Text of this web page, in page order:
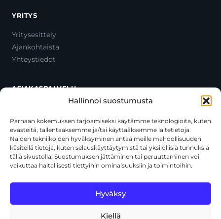
Hallinnoi suostumusta
Parhaan kokemuksen tarjoamiseksi käytämme teknologioita, kuten
evästeitä, tallentaaksemme ja/tai käyttääksemme laitetietoja.
Näiden tekniikoiden hyväksyminen antaa meille mahdollisuuden
käsitellä tietoja, kuten selauskäyttäytymistä tai yksilöllisiä tunnuksia
tällä sivustolla. Suostumuksen jättäminen tai peruuttaminen voi
vaikuttaa haitallisesti tiettyihin ominaisuuksiin ja toimintoihin.
Hyväksy
Kiellä
YRITYS
Yritysesittely
Ajankohtaista
Yhteystiedot
ASIAKASPALVELU
Oma tili
Maksutavat
Toimitustavat
Usein kysytyt kysymykset
+358 44 270 3795
asiakaspalvelu@toolcat.fi